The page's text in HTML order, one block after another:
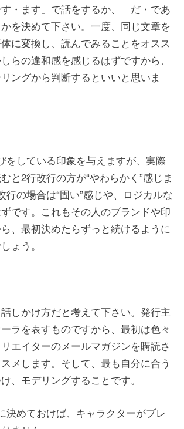
・ます」で話をするか、「だ・であ
を決めて下さい。一度、同じ文章を
に変換し、読んでみることをオスス
らの違和感を感じるはずですから、
ングから判断するといいと思いま
をしている印象を与えますが、実際
と2行改行の方が“やわらかく”感じま
行の場合は“固い”感じや、ロジカルな
です。これもその人のブランドや印
、最初決めたらずっと続けるように
ょう。
しかけ方だと考えて下さい。発行主
ラを表すものですから、最初は色々
エイターのメールマガジンを購読さ
メします。そして、最も自分に合う
、モデリングすることです。
決めておけば、キャラクターがブレ